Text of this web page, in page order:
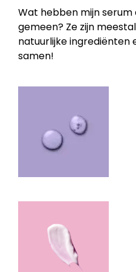
Wat hebben mijn
gemeen? Ze zijn
natuurlijke ingrediënten
samen!